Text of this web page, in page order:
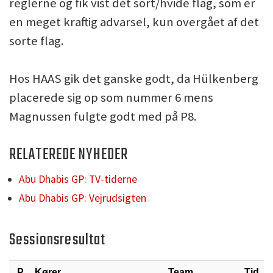
reglerne og fik vist det sort/hvide flag, som er
en meget kraftig advarsel, kun overgået af det
sorte flag.
Hos HAAS gik det ganske godt, da Hülkenberg
placerede sig op som nummer 6 mens
Magnussen fulgte godt med på P8.
RELATEREDE NYHEDER
Abu Dhabis GP: TV-tiderne
Abu Dhabis GP: Vejrudsigten
Sessionsresultat